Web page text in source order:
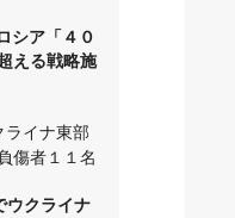
シア「４０
える戦略施
ライナ東部
傷者１１名
ウクライナ